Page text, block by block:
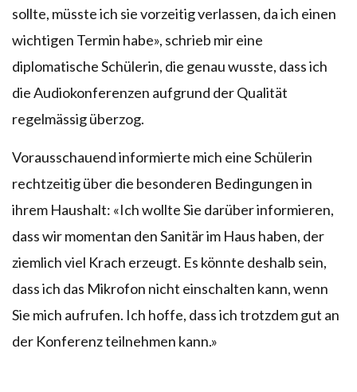
sollte, müsste ich sie vorzeitig verlassen, da ich einen
wichtigen Termin habe», schrieb mir eine
diplomatische Schülerin, die genau wusste, dass ich
die Audiokonferenzen aufgrund der Qualität
regelmässig überzog.
Vorausschauend informierte mich eine Schülerin
rechtzeitig über die besonderen Bedingungen in
ihrem Haushalt: «Ich wollte Sie darüber informieren,
dass wir momentan den Sanitär im Haus haben, der
ziemlich viel Krach erzeugt. Es könnte deshalb sein,
dass ich das Mikrofon nicht einschalten kann, wenn
Sie mich aufrufen. Ich hoffe, dass ich trotzdem gut an
der Konferenz teilnehmen kann.»